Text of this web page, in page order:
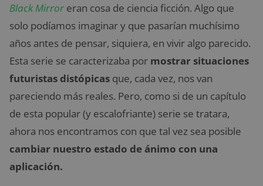
Black Mirror eran cosa de ciencia ficción. Algo que
solo podíamos imaginar y que pasarían muchísimo
años antes de pensar, siquiera, en vivir algo parecido.
Esta serie se caracterizaba por mostrar situaciones
futuristas distópicas que, cada vez, nos van
pareciendo más reales. Pero, como si de un capítulo
de esta popular (y escalofriante) serie se tratara,
ahora nos encontramos con que tal vez sea posible
cambiar nuestro estado de ánimo con una
aplicación.